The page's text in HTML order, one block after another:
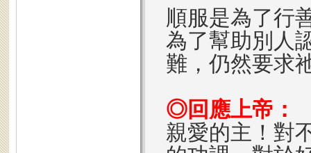
順服是為了行
為了幫助別人
難，仍然要求
◎回應上帝：
親愛的主！對